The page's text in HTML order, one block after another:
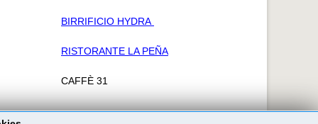
BIRRIFICIO HYDRA
RISTORANTE LA PEÑA
CAFFÈ 31